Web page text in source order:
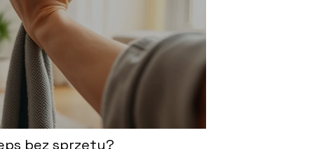
bez sprzętu?